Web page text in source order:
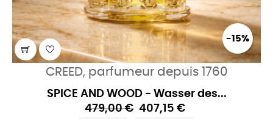
-15%
CREED, parfumeur depuis 1760
SPICE AND WOOD - Wasser des...
479,00 € 407,15 €